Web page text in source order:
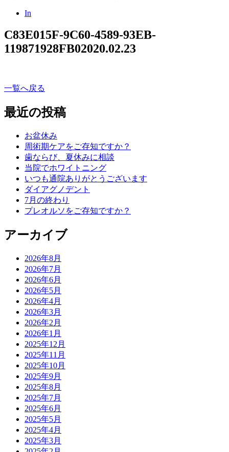
In
C83E015F-9C60-4589-93EB-
119871928FB02020.02.23
一覧へ戻る
最近の投稿
お盆休み
周術期ケアをご存知ですか？
歯ならび、夏休みに相談
当院でホワイトニング
いつも通院ありがとうございます
ダイアグノデント
7月の終わり
プレオルソをご存知ですか？
アーカイブ
2026年8月
2026年7月
2026年6月
2026年5月
2026年4月
2026年3月
2026年2月
2026年1月
2025年12月
2025年11月
2025年10月
2025年9月
2025年8月
2025年7月
2025年6月
2025年5月
2025年4月
2025年3月